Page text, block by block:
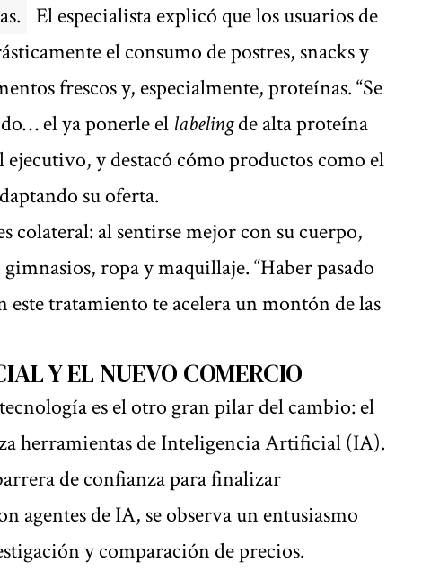
El especialista explicó que los usuarios de
el consumo de postres, snacks y
frescos y, especialmente, proteínas. “Se
el ya ponerle el labelingde alta proteína
ejecutivo, y destacó cómo productos como el
su oferta.
colateral: al sentirse mejor con su cuerpo,
ropa y maquillaje. “Haber pasado
este tratamiento te acelera un montón de las
Y EL NUEVO COMERCIO
es el otro gran pilar del cambio: el
herramientas de Inteligencia Artificial (IA).
de confianza para finalizar
agentes de IA, se observa un entusiasmo
y comparación de precios.